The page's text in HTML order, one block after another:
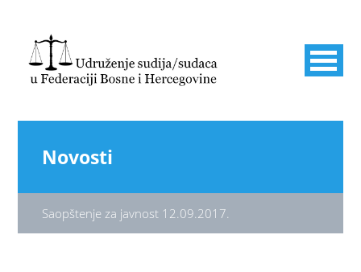
Novosti
Saopštenje za javnost 12.09.2017.